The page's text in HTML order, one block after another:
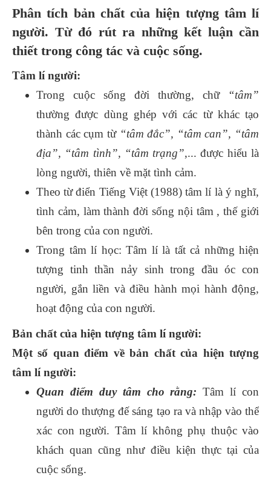
Phân tích bản chất của hiện tượng tâm lí
người. Từ đó rút ra những kết luận cần
thiết trong công tác và cuộc sống.
Tâm lí người:
Trong cuộc sống đời thường, chữ “tâm”
thường được dùng ghép với các từ khác tạo
thành các cụm từ “tâm đắc”, “tâm can”, “tâm
địa”, “tâm tình”, “tâm trạng”,... được hiểu là
lòng người, thiên về mặt tình cảm.
Theo từ điển Tiếng Việt (1988) tâm lí là ý nghĩ,
tình cảm, làm thành đời sống nội tâm , thế giới
bên trong của con người.
Trong tâm lí học: Tâm lí là tất cả những hiện
tượng tinh thần nảy sinh trong đầu óc con
người, gắn liền và điều hành mọi hành động,
hoạt động của con người.
Bản chất của hiện tượng tâm lí người:
Một số quan điểm về bản chất của hiện tượng
tâm lí người:
Quan điểm duy tâm cho rằng: Tâm lí con
người do thượng đế sáng tạo ra và nhập vào thể
xác con người. Tâm lí không phụ thuộc vào
khách quan cũng như điều kiện thực tại của
cuộc sống.